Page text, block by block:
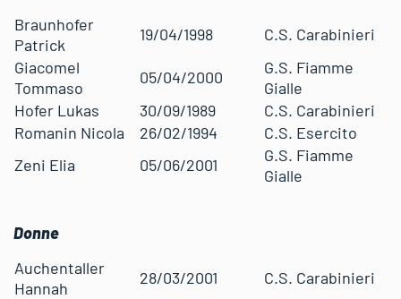
Braunhofer
Patrick
19/04/1998
C.S. Carabinieri
Giacomel
Tommaso
05/04/2000
G.S. Fiamme
Gialle
Hofer Lukas
30/09/1989
C.S. Carabinieri
Romanin Nicola
26/02/1994
C.S. Esercito
Zeni Elia
05/06/2001
G.S. Fiamme
Gialle
Donne
Auchentaller
Hannah
28/03/2001
C.S. Carabinieri